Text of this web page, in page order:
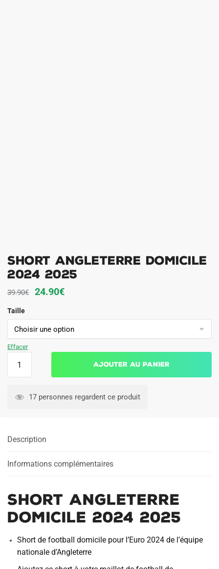
Short Angleterre Domicile
2024 2025
39.90€
Le
initial
était :
24.90€Le
actuel
est :
Taille
Effacer
Angleterre
Ajouter au panier
17 personnes regardent ce produit
Description
Informations complémentaires
Short Angleterre
Domicile 2024 2025
Short de football domicile pour l’Euro 2024 de l’équipe
nationale d’Angleterre